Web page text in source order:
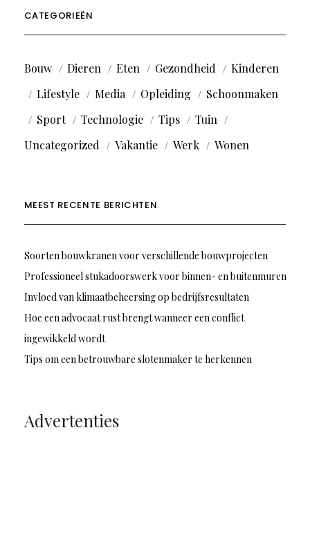
CATEGORIEËN
Bouw Dieren Eten Gezondheid
Kinderen
Lifestyle
Media Opleiding
Schoonmaken
Sport
Technologie Tips
Tuin
Uncategorized
Vakantie Werk Wonen
MEEST RECENTE BERICHTEN
Soorten bouwkranen voor verschillende bouwprojecten
Professioneel stukadoorswerk voor binnen- en buitenmuren
Invloed van klimaatbeheersing op bedrijfsresultaten
Hoe een advocaat rust brengt wanneer een conflict
ingewikkeld wordt
Tips om een betrouwbare slotenmaker te herkennen
Advertenties